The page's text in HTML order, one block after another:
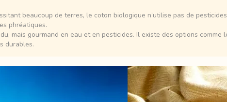
beaucoup de terres, le coton biologique n’utilise pas de
phréatiques.
mais gourmand en eau et en pesticides. Il existe des options comme
durables.